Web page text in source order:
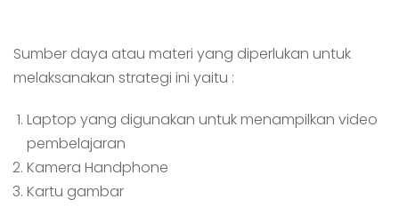
Sumber daya atau materi yang diperlukan untuk
melaksanakan strategi ini yaitu :
Laptop yang digunakan untuk menampilkan video
pembelajaran
Kamera Handphone
Kartu gambar